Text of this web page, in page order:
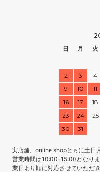
日
月 火
2
3 4
9
10 11
16
17 18
23
24 25
30
31
実店舗、online shopともに土日
営業時間は10:00-15:00となり
業日より順に対応させていただ